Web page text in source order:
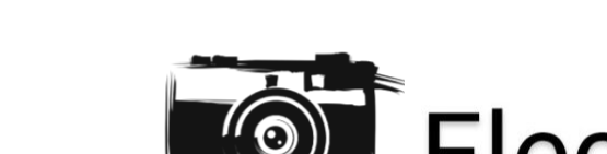
Siirry
navigointiin
Siirry
sisältöön